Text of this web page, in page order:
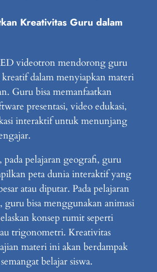
Kreativitas Guru dalam
videotron mendorong guru
dalam menyiapkan materi
Guru bisa memanfaatkan
presentasi, video edukasi,
interaktif untuk menunjang
pelajaran geografi, guru
peta dunia interaktif yang
atau diputar. Pada pelajaran
guru bisa menggunakan animasi
konsep rumit seperti
trigonometri. Kreativitas
materi ini akan berdampak
belajar siswa.